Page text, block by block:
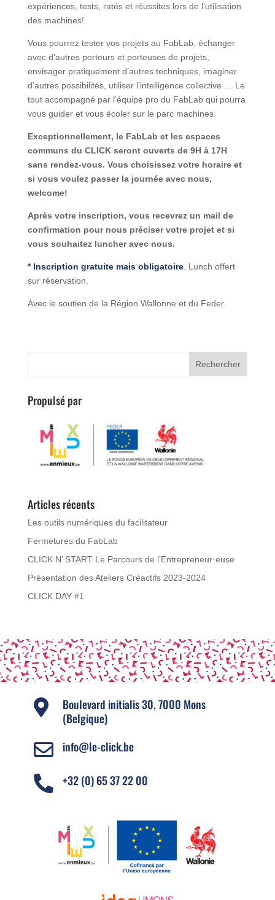
expériences, tests, ratés et réussites lors de l’utilisation
des machines!
Vous pourrez tester vos projets au FabLab, échanger
avec d’autres porteurs et porteuses de projets,
envisager pratiquement d’autres techniques, imaginer
d’autres possibilités, utiliser l’intelligence collective … Le
tout accompagné par l’équipe pro du FabLab qui pourra
vous guider et vous écoler sur le parc machines.
Exceptionnellement, le FabLab et les espaces
communs du CLICK seront ouverts de 9H à 17H
sans rendez-vous. Vous choisissez votre horaire et
si vous voulez passer la journée avec nous,
welcome!
Après votre inscription, vous recevrez un mail de
confirmation pour nous préciser votre projet et si
vous souhaitez luncher avec nous.
* Inscription gratuite mais obligatoire. Lunch offert
sur réservation.
Avec le soutien de la Région Wallonne et du Feder.
Propulsé par
Articles récents
Les outils numériques du facilitateur
Fermetures du FabLab
CLICK N’ START Le Parcours de l’Entrepreneur·euse
Présentation des Ateliers Créactifs 2023-2024
CLICK DAY #1

Boulevard initialis 30, 7000 Mons
(Belgique)
 info@le-click.be
 +32 (0) 65 37 22 00